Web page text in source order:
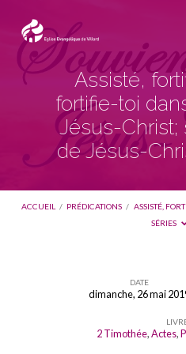
Assisté,
fortifie-toi
Jésus-
de Jésus-
ACCUEIL / PRÉDICATIONS / ASSISTÉ,
SÉRIES
DATE
dimanche, 26 mai
2 Timothée,Actes,